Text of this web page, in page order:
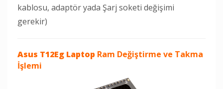
kablosu, adaptör yada Şarj soketi değişimi
gerekir)
Asus T12Eg Laptop Ram Değiştirme ve Takma
İşlemi